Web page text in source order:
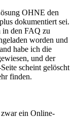
OHNE den
dokumentiert sei.
in den FAQ zu
worden und
habe ich die
und der
scheint gelöscht
finden.
ein Online-